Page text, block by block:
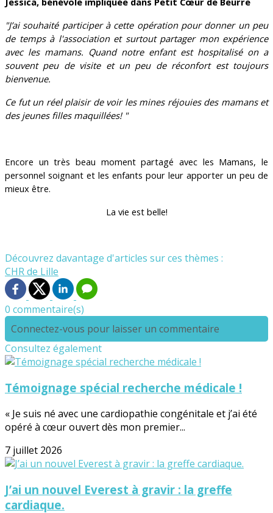
"J’ai souhaité participer à cette opération pour donner un peu
de temps à l'association et surtout partager mon expérience
avec les mamans. Quand notre enfant est hospitalisé on a
souvent peu de visite et un peu de réconfort est toujours
bienvenue.
Ce fut un réel plaisir de voir les mines réjouies des mamans et
des jeunes filles maquillées! "
Encore un très beau moment partagé avec les Mamans, le
personnel soignant et les enfants pour leur apporter un peu de
mieux être.
La vie est belle!
Découvrez davantage d'articles sur ces thèmes :
CHR de Lille
0 commentaire(s)
Connectez-vous pour laisser un commentaire
Consultez également
Témoignage spécial recherche médicale !
« Je suis né avec une cardiopathie congénitale et j’ai été
opéré à cœur ouvert dès mon premier...
7 juillet 2026
J’ai un nouvel Everest à gravir : la greffe
cardiaque.